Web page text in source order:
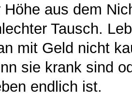
Höhe aus dem
Tausch.
mit Geld nicht
sie krank sind
endlich ist.